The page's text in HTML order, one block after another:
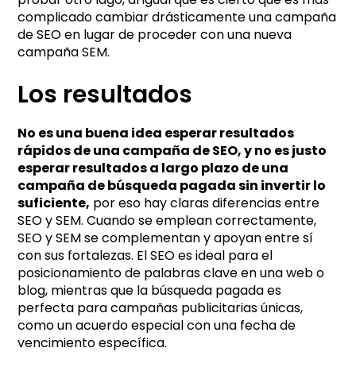
complicado cambiar drásticamente una campaña
de SEO en lugar de proceder con una nueva
campaña SEM.
Los resultados
No es una buena idea esperar resultados
rápidos de una campaña de SEO, y no es justo
esperar resultados a largo plazo de una
campaña de búsqueda pagada sin invertir lo
suficiente, por eso hay claras diferencias entre
SEO y SEM. Cuando se emplean correctamente,
SEO y SEM se complementan y apoyan entre sí
con sus fortalezas. El SEO es ideal para el
posicionamiento de palabras clave en una web o
blog, mientras que la búsqueda pagada es
perfecta para campañas publicitarias únicas,
como un acuerdo especial con una fecha de
vencimiento específica.